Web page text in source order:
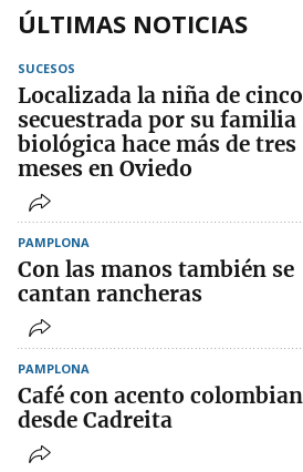
ÚLTIMAS NOTICIAS
SUCESOS
Localizada la niña de
secuestrada por su familia
biológica hace más de tres
meses en Oviedo
PAMPLONA
Con las manos también se
cantan rancheras
PAMPLONA
Café con acento
desde Cadreita